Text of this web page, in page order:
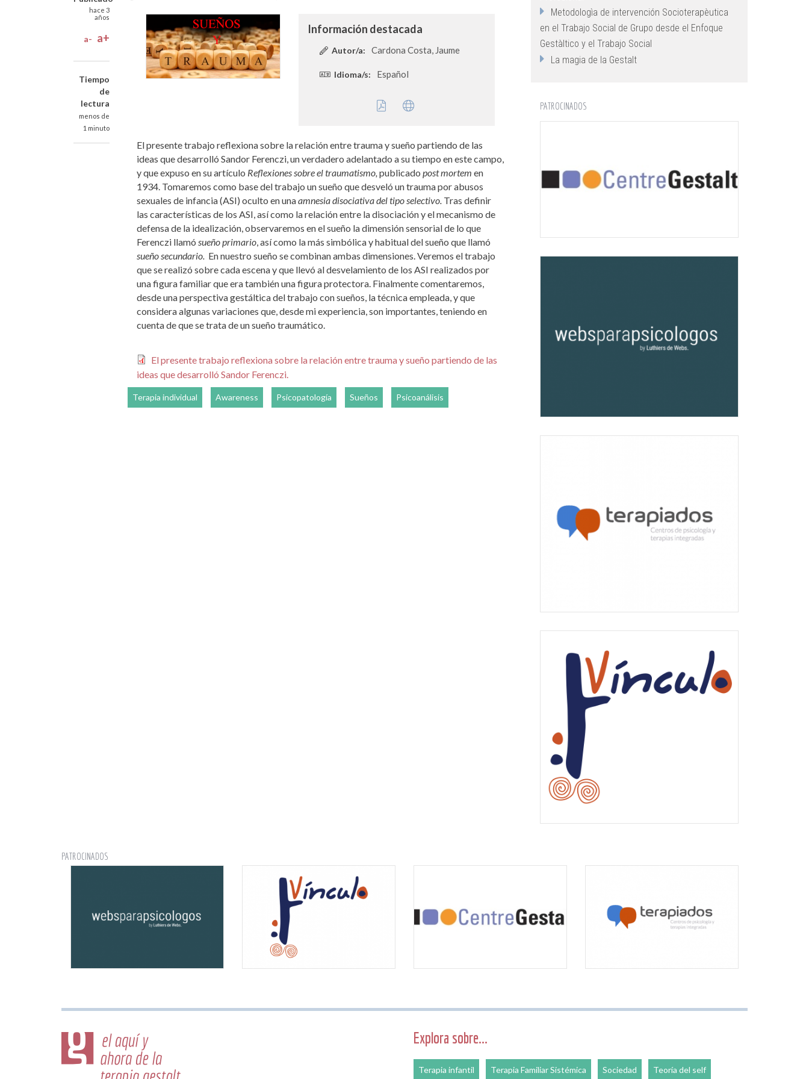
hace 3
años
a- a+
Tiempo
de
lectura
menos de
1 minuto
Información destacada
Autor/a: Cardona Costa, Jaume
Idioma/s: Español
El presente trabajo reflexiona sobre la relación entre trauma y sueño partiendo de las
ideas que desarrolló Sandor Ferenczi, un verdadero adelantado a su tiempo en este campo,
y que expuso en su artículo Reflexiones sobre el traumatismo, publicado post mortem en
1934. Tomaremos como base del trabajo un sueño que desveló un trauma por abusos
sexuales de infancia (ASI) oculto en unaamnesia disociativa del tipo selectivo. Tras definir
las características de los ASI, así como la relación entre la disociación y el mecanismo de
defensa de la idealización, observaremos en el sueño la dimensión sensorial de lo que
Ferenczi llamó sueño primario, así como la más simbólica y habitual del sueño que llamó
sueño secundario. En nuestro sueño se combinan ambas dimensiones. Veremos el trabajo
que se realizó sobre cada escena y que llevó al desvelamiento de los ASI realizados por
una figura familiar que era también una figura protectora. Finalmente comentaremos,
desde una perspectiva gestáltica del trabajo con sueños, la técnica empleada, y que
considera algunas variaciones que, desde mi experiencia, son importantes, teniendo en
cuenta de que se trata de un sueño traumático.
El presente trabajo reflexiona sobre la relación entre trauma y sueño partiendo de las
ideas que desarrolló Sandor Ferenczi.
Terapia individual Awareness Psicopatología Sueños Psicoanálisis
Metodologìa de intervención Socioterapèutica
en el Trabajo Social de Grupo desde el Enfoque
Gestàltico y el Trabajo Social
La magia de la Gestalt
PATROCINADOS
PATROCINADOS
Explora sobre...
Terapia infantil Terapia Familiar Sistémica Sociedad Teoría del self